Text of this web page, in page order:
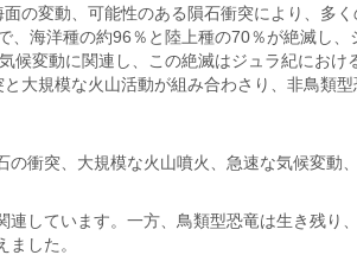
の変動、可能性のある隕石衝突により、多
、海洋種の約96％と陸上種の70％が絶滅し
候変動に関連し、この絶滅はジュラ紀におけ
大規模な火山活動が組み合わさり、非鳥類
衝突、大規模な火山噴火、急速な気候変
連しています。一方、鳥類型恐竜は生き残
した。